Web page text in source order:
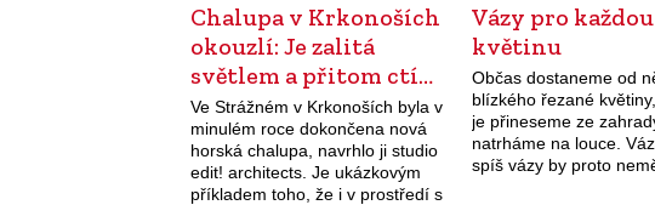
Chalupa v Krkonoších
okouzlí: Je zalitá
světlem a přitom ctí…
Ve Strážném v Krkonoších byla v
minulém roce dokončena nová
horská chalupa, navrhlo ji studio
edit! architects. Je ukázkovým
příkladem toho, že i v prostředí s
Vázy pro každou
květinu
Občas dostaneme od
blízkého řezané
je přineseme ze
natrháme na louce.
spíš vázy by proto